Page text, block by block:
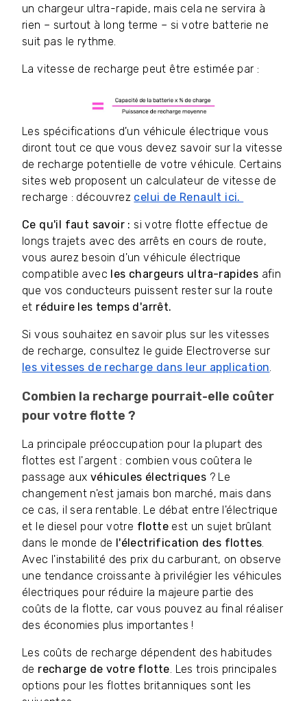
un chargeur ultra-rapide, mais cela ne servira à
rien – surtout à long terme – si votre batterie ne
suit pas le rythme.
La vitesse de recharge peut être estimée par :
Les spécifications d'un véhicule électrique vous
diront tout ce que vous devez savoir sur la vitesse
de recharge potentielle de votre véhicule. Certains
sites web proposent un calculateur de vitesse de
recharge : découvrez celui de Renault ici.
Ce qu'il faut savoir : si votre flotte effectue de
longs trajets avec des arrêts en cours de route,
vous aurez besoin d'un véhicule électrique
compatible avec les chargeurs ultra-rapides afin
que vos conducteurs puissent rester sur la route
et réduire les temps d'arrêt.
Si vous souhaitez en savoir plus sur les vitesses
de recharge, consultez le guide Electroverse sur
les vitesses de recharge dans leur application.
Combien la recharge pourrait-elle coûter
pour votre flotte ?
La principale préoccupation pour la plupart des
flottes est l'argent : combien vous coûtera le
passage aux véhicules électriques ? Le
changement n'est jamais bon marché, mais dans
ce cas, il sera rentable. Le débat entre l'électrique
et le diesel pour votre flotte est un sujet brûlant
dans le monde de l'électrification des flottes.
Avec l'instabilité des prix du carburant, on observe
une tendance croissante à privilégier les véhicules
électriques pour réduire la majeure partie des
coûts de la flotte, car vous pouvez au final réaliser
des économies plus importantes !
Les coûts de recharge dépendent des habitudes
de recharge de votre flotte. Les trois principales
options pour les flottes britanniques sont les